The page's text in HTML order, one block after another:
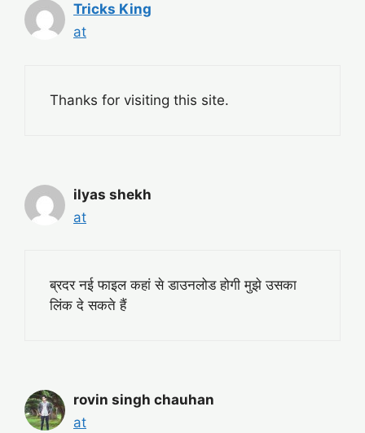
Tricks King
at
Thanks for visiting this site.
ilyas shekh
at
ब्रदर नई फाइल कहां से डाउनलोड होगी मुझे उसका
लिंक दे सकते हैं
rovin singh chauhan
at